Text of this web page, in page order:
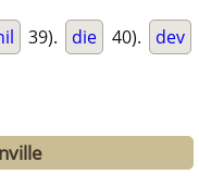
39). die 40). dev